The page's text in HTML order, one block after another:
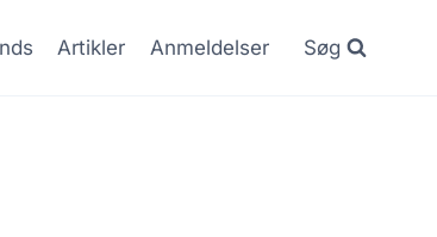
Artikler Anmeldelser Søg